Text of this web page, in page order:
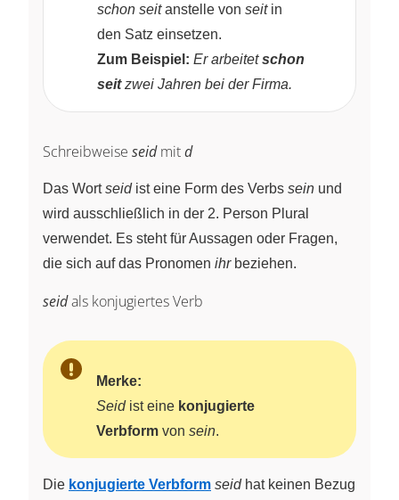
schon seitanstelle von seitin
den Satz einsetzen.
Zum Beispiel: Er arbeitetschon
seitzwei Jahren bei der Firma.
Schreibweise seidmitd
Das Wortseidist eine Form des Verbs sein und
wird ausschließlich in der 2. Person Plural
verwendet. Es steht für Aussagen oder Fragen,
die sich auf das Pronomen ihrbeziehen.
seidals konjugiertes Verb
Merke:
Seidist eine konjugierte
Verbform von sein.
Die konjugierte Verbform seidhat keinen Bezug